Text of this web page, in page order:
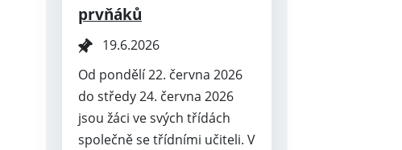
prvňáků
19.6.2026
Od pondělí 22. června 2026
do středy 24. června 2026
jsou žáci ve svých třídách
společně se třídními učiteli. V